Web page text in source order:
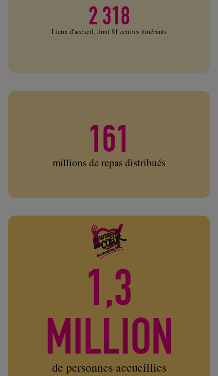
2 318
Lieux d'accueil, dont 81 centres itinérants
161
millions de repas distribués
1,3
MILLION
de personnes accueillies